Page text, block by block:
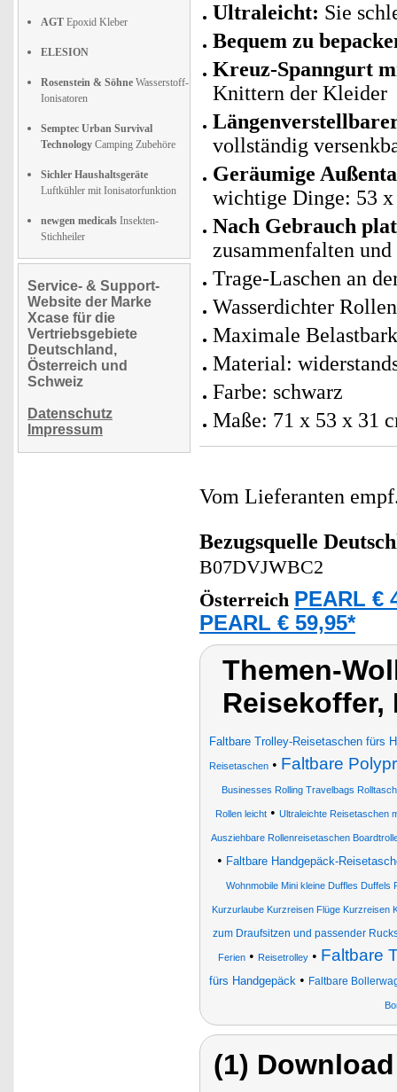
AGT Epoxid Kleber
ELESION
Rosenstein & Söhne Wasserstoff-
Ionisatoren
Semptec Urban Survival
Technology Camping Zubehöre
Sichler Haushaltsgeräte
Luftkühler mit Ionisatorfunktion
newgen medicals Insekten-
Stichheiler
Service- & Support-
Website der Marke
Xcase für die
Vertriebsgebiete
Deutschland,
Österreich und
Schweiz
Datenschutz
Impressum
Ultraleicht: Sie
Bequem zu
Kreuz-Spanngurt
Knittern der Kleider
vollständig
Geräumige
wichtige Dinge: 53
Nach Gebrauch
zusammenfalten
Trage-Laschen an
Wasserdichter
Maximale
Material:
Farbe: schwarz
Maße: 71 x 53 x 31
Vom Lieferanten
Bezugsquelle
B07DVJWBC2
Österreich PEARL €
PEARL € 59,95*
Themen-
Reisekoffer,
Faltbare Trolley-Reisetaschen fürs
Reisetaschen • Faltbare
Businesses Rolling Travelbags
Rollen leicht• Ultraleichte Reisetaschen
Ausziehbare Rollenreisetaschen
• Faltbare Handgepäck-
Wohnmobile Mini kleine Duffles Duffels
Kurzurlaube Kurzreisen Flüge Kurzreisen
zum Draufsitzen und passender
Ferien • Reisetrolley • Faltbare
fürs Handgepäck • Faltbare
(1)